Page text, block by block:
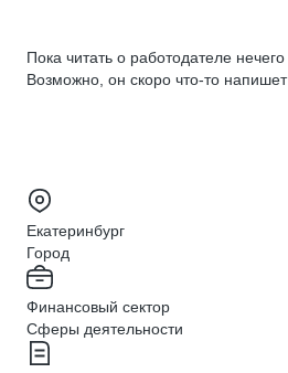
Пока читать о работодателе нечего
Возможно, он скоро что‑то напишет
Екатеринбург
Город
Финансовый сектор
Сферы деятельности